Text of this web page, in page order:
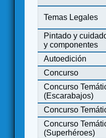
Temas Legales
Pintado y
y componentes
Autoedición
Concurso
Concurso
(Escarabajos)
Concurso
Concurso
(Superhéroes)